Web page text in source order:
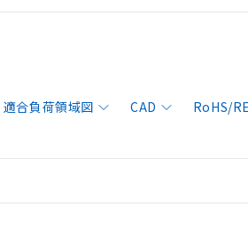
適合負荷領域図 CAD RoHS/